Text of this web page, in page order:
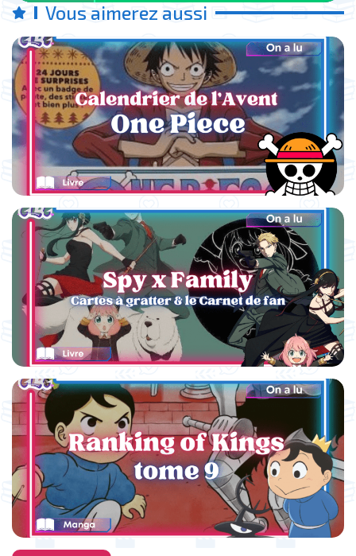
Vous aimerez aussi